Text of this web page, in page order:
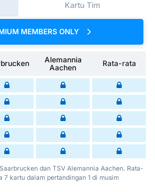
Kartu Tim
MEMBERS ONLY
Alemannia
Aachen
Rata-rata
dan TSV Alemannia Aachen. Rata-
kartu dalam pertandingan 1 di musim